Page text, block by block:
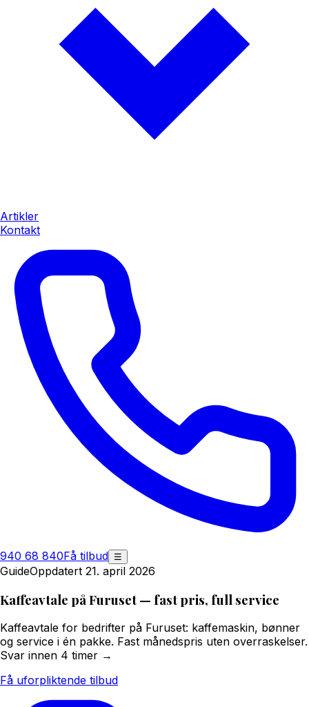
Artikler
Kontakt
940 68 840Få tilbud ☰
GuideOppdatert 21. april 2026
Kaffeavtale på Furuset — fast pris, full service
Kaffeavtale for bedrifter på Furuset: kaffemaskin, bønner
og service i én pakke. Fast månedspris uten overraskelser.
Svar innen 4 timer →
Få uforpliktende tilbud